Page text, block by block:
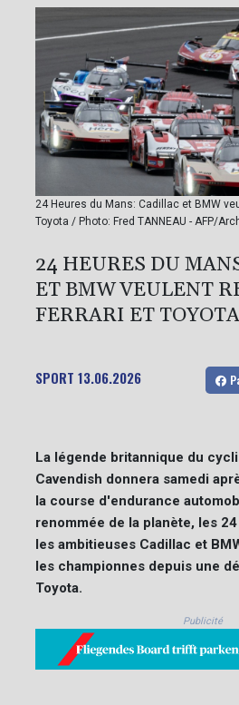
24 Heures du Mans: Cadillac et BMW
Toyota / Photo: Fred TANNEAU - AFP/
24 HEURES DU
ET BMW VEULENT
FERRARI ET TOYOTA
SPORT 13.06.2026
La légende britannique du
Cavendish donnera samedi
la course d'endurance
renommée de la planète, les
les ambitieuses Cadillac et
les championnes depuis une
Toyota.
Publicité